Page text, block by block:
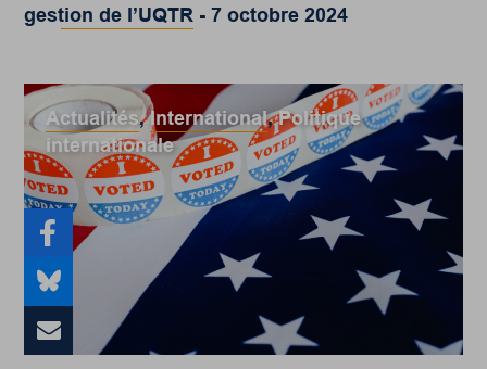
gestion de l’UQTR -7 octobre 2024
Actualités,International,Politique
internationale